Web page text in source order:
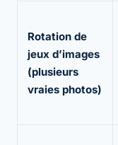
Rotation de
jeux d’images
(plusieurs
vraies photos)